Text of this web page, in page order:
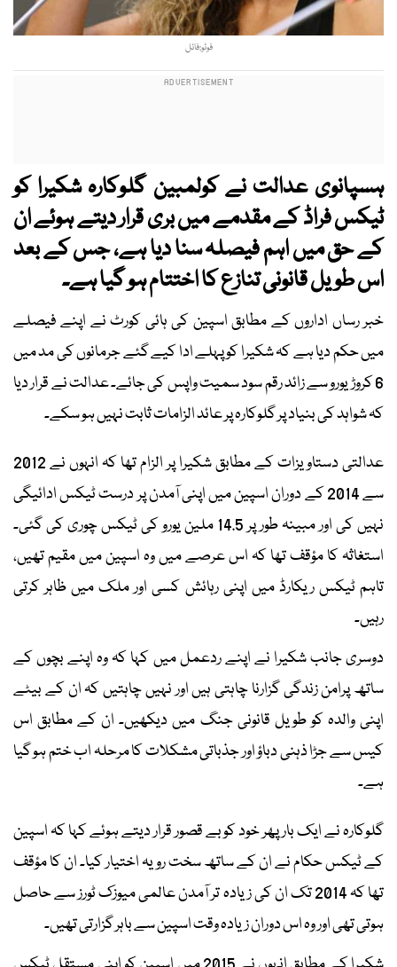
فوٹو:فائل
ہسپانوی عدالت نے کولمبین گلوکارہ شکیرا کو
ٹیکس فراڈ کے مقدمے میں بری قرار دیتے ہوئے ان
کے حق میں اہم فیصلہ سنا دیا ہے، جس کے بعد
اس طویل قانونی تنازع کا اختتام ہو گیا ہے۔
خبر رساں اداروں کے مطابق اسپین کی ہائی کورٹ نے اپنے فیصلے
میں حکم دیا ہے کہ شکیرا کو پہلے ادا کیے گئے جرمانوں کی مد میں
6 کروڑ یورو سے زائد رقم سود سمیت واپس کی جائے۔ عدالت نے قرار دیا
کہ شواہد کی بنیاد پر گلوکارہ پر عائد الزامات ثابت نہیں ہو سکے۔
عدالتی دستاویزات کے مطابق شکیرا پر الزام تھا کہ انہوں نے 2012
سے 2014 کے دوران اسپین میں اپنی آمدن پر درست ٹیکس ادائیگی
نہیں کی اور مبینہ طور پر 14.5 ملین یورو کی ٹیکس چوری کی گئی۔
استغاثہ کا مؤقف تھا کہ اس عرصے میں وہ اسپین میں مقیم تھیں،
تاہم ٹیکس ریکارڈ میں اپنی رہائش کسی اور ملک میں ظاہر کرتی
رہیں۔
دوسری جانب شکیرا نے اپنے ردعمل میں کہا کہ وہ اپنے بچوں کے
ساتھ پرامن زندگی گزارنا چاہتی ہیں اور نہیں چاہتیں کہ ان کے بیٹے
اپنی والدہ کو طویل قانونی جنگ میں دیکھیں۔ ان کے مطابق اس
کیس سے جڑا ذہنی دباؤ اور جذباتی مشکلات کا مرحلہ اب ختم ہو گیا
ہے۔
گلوکارہ نے ایک بار پھر خود کو بے قصور قرار دیتے ہوئے کہا کہ اسپین
کے ٹیکس حکام نے ان کے ساتھ سخت رویہ اختیار کیا۔ ان کا مؤقف
تھا کہ 2014 تک ان کی زیادہ تر آمدن عالمی میوزک ٹورز سے حاصل
ہوتی تھی اور وہ اس دوران زیادہ وقت اسپین سے باہر گزارتی تھیں۔